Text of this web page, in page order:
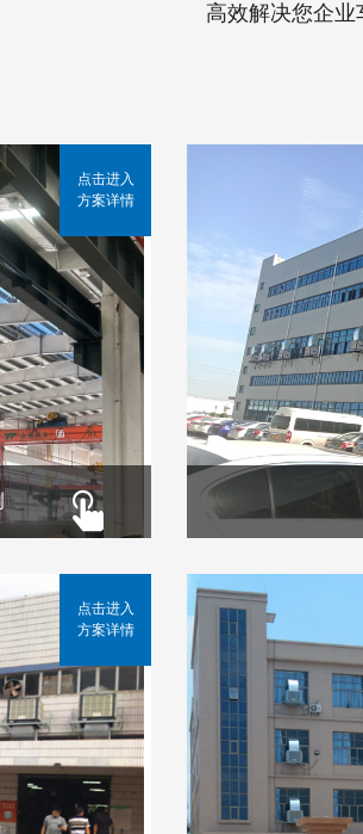
高效解决您企
点击进入
方案详情
点击进入
方案详情